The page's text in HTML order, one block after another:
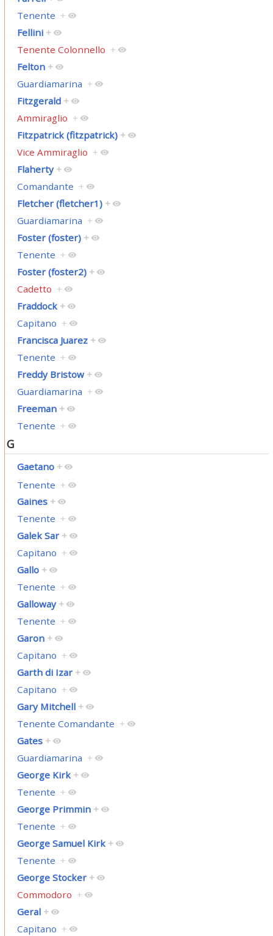
Tenente +
Fellini +
Tenente Colonnello +
Felton +
Guardiamarina +
Fitzgerald +
Ammiraglio +
Fitzpatrick (fitzpatrick) +
Vice Ammiraglio +
Flaherty +
Comandante +
Fletcher (fletcher1) +
Guardiamarina +
Foster (foster) +
Tenente +
Foster (foster2) +
Cadetto +
Fraddock +
Capitano +
Francisca Juarez +
Tenente +
Freddy Bristow +
Guardiamarina +
Freeman +
Tenente +
G
Gaetano +
Tenente +
Gaines +
Tenente +
Galek Sar +
Capitano +
Gallo +
Tenente +
Galloway +
Tenente +
Garon +
Capitano +
Garth di Izar +
Capitano +
Gary Mitchell +
Tenente Comandante +
Gates +
Guardiamarina +
George Kirk +
Tenente +
George Primmin +
Tenente +
George Samuel Kirk +
Tenente +
George Stocker +
Commodoro +
Geral +
Capitano +